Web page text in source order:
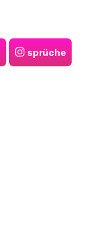
sprüche